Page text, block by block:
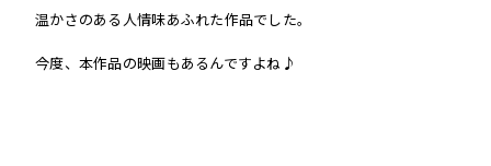
温かさのある人情味あふれた作品でした。
今度、本作品の映画もあるんですよね♪